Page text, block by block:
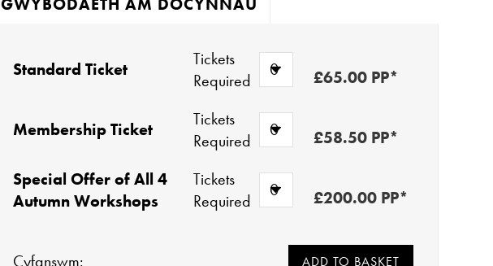
Standard Ticket
Tickets
Required
£65.00 PP*
Membership Ticket
Tickets
Required
£58.50 PP*
Special Offer of All 4
Autumn Workshops
Tickets
Required
£200.00 PP*
Cyfanswm: